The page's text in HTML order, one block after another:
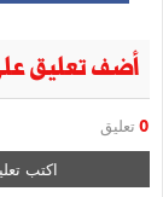
أضف تعليق
0 تعليق
اكتب